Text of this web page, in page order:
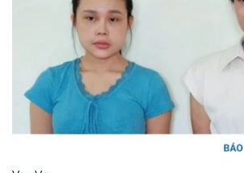
Lịch thi đấu bóng đá
Thế giới thể thao
Hậu trường
Xe máy